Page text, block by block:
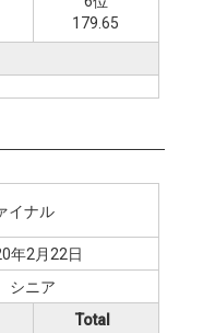
179.65
イナル
年2月22日
シニア
Total